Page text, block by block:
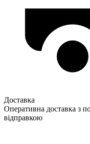
Доставка
Оперативна доставка з
відправкою